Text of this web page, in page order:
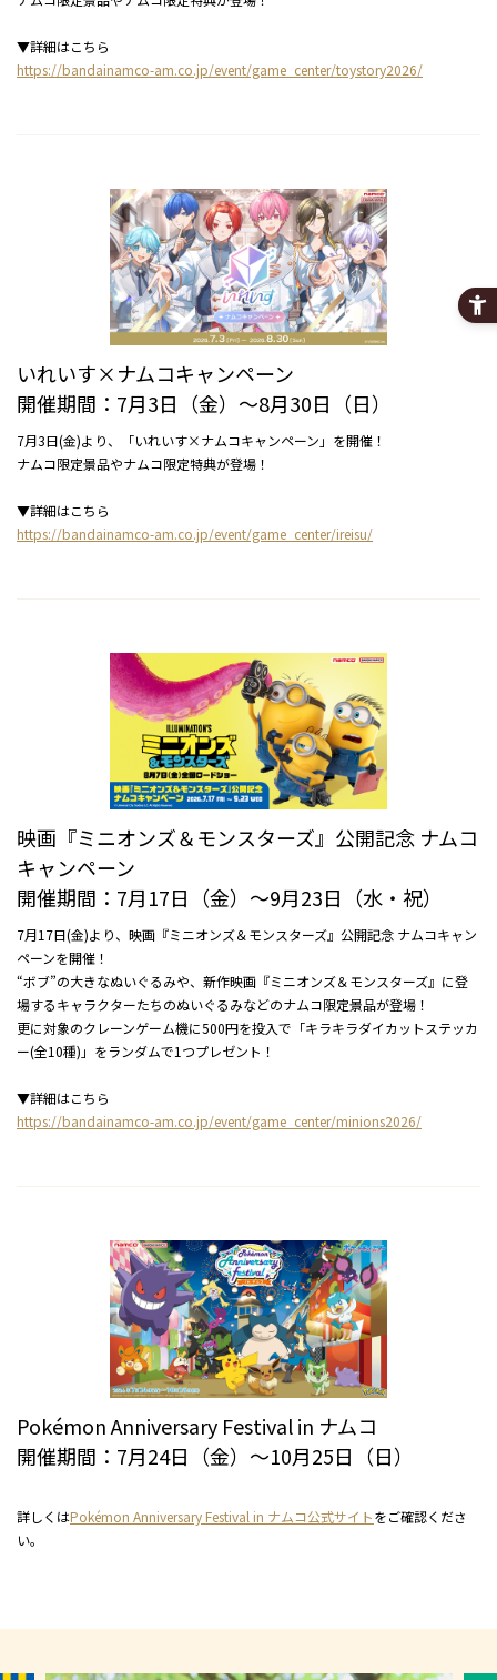
▼詳細はこちら
https://bandainamco-am.co.jp/event/game_center/toystory2026/
いれいす×ナムコキャンペーン
開催期間：7月3日（金）～8月30日（日）
7月3日(金)より、「いれいす×ナムコキャンペーン」を開催！
ナムコ限定景品やナムコ限定特典が登場！
▼詳細はこちら
https://bandainamco-am.co.jp/event/game_center/ireisu/
映画『ミニオンズ＆モンスターズ』公開記念 ナムコ
キャンペーン
開催期間：7月17日（金）～9月23日（水・祝）
7月17日(金)より、映画『ミニオンズ＆モンスターズ』公開記念 ナムコキャン
ペーンを開催！
“ボブ”の大きなぬいぐるみや、新作映画『ミニオンズ＆モンスターズ』に登
場するキャラクターたちのぬいぐるみなどのナムコ限定景品が登場！
更に対象のクレーンゲーム機に500円を投入で「キラキラダイカットステッカ
ー(全10種)」をランダムで1つプレゼント！
▼詳細はこちら
https://bandainamco-am.co.jp/event/game_center/minions2026/
Pokémon Anniversary Festival in ナムコ
開催期間：7月24日（金）～10月25日（日）
詳しくはPokémon Anniversary Festival in ナムコ公式サイトをご確認くださ
い。